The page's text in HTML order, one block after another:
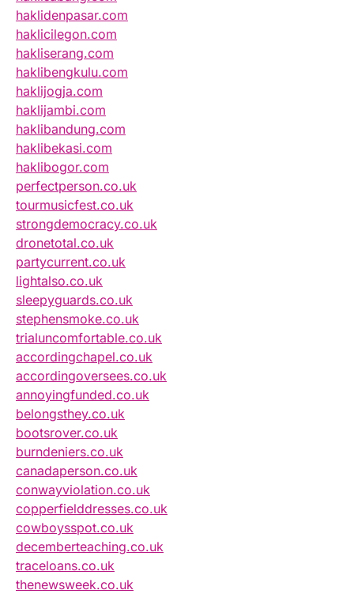
haklidenpasar.com
haklicilegon.com
hakliserang.com
haklibengkulu.com
haklijogja.com
haklijambi.com
haklibandung.com
haklibekasi.com
haklibogor.com
perfectperson.co.uk
tourmusicfest.co.uk
strongdemocracy.co.uk
dronetotal.co.uk
partycurrent.co.uk
lightalso.co.uk
sleepyguards.co.uk
stephensmoke.co.uk
trialuncomfortable.co.uk
accordingchapel.co.uk
accordingoversees.co.uk
annoyingfunded.co.uk
belongsthey.co.uk
bootsrover.co.uk
burndeniers.co.uk
canadaperson.co.uk
conwayviolation.co.uk
copperfielddresses.co.uk
cowboysspot.co.uk
decemberteaching.co.uk
traceloans.co.uk
thenewsweek.co.uk